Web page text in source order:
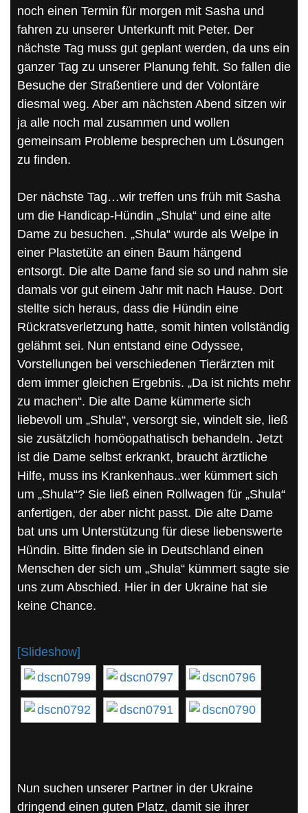
noch einen Termin für morgen mit Sasha und
fahren zu unserer Unterkunft mit Peter. Der
nächste Tag muss gut geplant werden, da uns ein
ganzer Tag zu unserer Planung fehlt. So fallen die
Besuche der Straßentiere und der Volontäre
diesmal weg. Aber am nächsten Abend sitzen wir
ja alle noch mal zusammen und wollen
gemeinsam Probleme besprechen um Lösungen
zu finden.
Der nächste Tag…wir treffen uns früh mit Sasha
um die Handicap-Hündin „Shula“ und eine alte
Dame zu besuchen. „Shula“ wurde als Welpe in
einer Plastetüte an einen Baum hängend
entsorgt. Die alte Dame fand sie so und nahm sie
damals vor gut einem Jahr mit nach Hause. Dort
stellte sich heraus, dass die Hündin eine
Rückratsverletzung hatte, somit hinten vollständig
gelähmt sei. Nun entstand eine Odyssee,
Vorstellungen bei verschiedenen Tierärzten mit
dem immer gleichen Ergebnis. „Da ist nichts mehr
zu machen“. Die alte Dame kümmerte sich
liebevoll um „Shula“, versorgt sie, windelt sie, ließ
sie zusätzlich homöopathatisch behandeln. Jetzt
ist die Dame selbst erkrankt, braucht ärztliche
Hilfe, muss ins Krankenhaus..wer kümmert sich
um „Shula“? Sie ließ einen Rollwagen für „Shula“
anfertigen, der aber nicht passt. Die alte Dame
bat uns um Unterstützung für diese liebenswerte
Hündin. Bitte finden sie in Deutschland einen
Menschen der sich um „Shula“ kümmert sagte sie
uns zum Abschied. Hier in der Ukraine hat sie
keine Chance.
[Slideshow]
Nun suchen unserer Partner in der Ukraine
dringend einen guten Platz, damit sie ihrer